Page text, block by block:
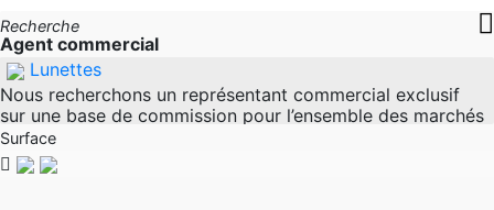
Recherche
Agent commercial
Lunettes
Nous recherchons un représentant commercial exclusif
sur une base de commission pour l’ensemble des marchés
de l’Allemagne et/ou de l’Autriche. Créez des comptes clés
dans le domaine des
Surface